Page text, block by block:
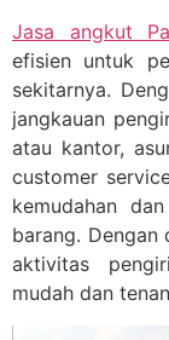
Jasa angkut
efisien untuk
sekitarnya.
jangkauan
atau kantor,
customer
kemudahan
barang. Dengan
aktivitas
mudah dan